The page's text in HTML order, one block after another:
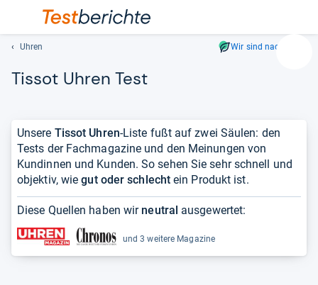
Zeichen
Uhren Wir sind nachhaltig
Tis­sot Uhren Test
Unsere Tissot Uhren-Liste fußt auf zwei Säulen: den
Tests der Fachmagazine und den Meinungen von
Kundinnen und Kunden. So sehen Sie sehr schnell und
objektiv, wiegut oder schlecht ein Produkt ist.
Diese Quellen haben wir neutral ausgewertet:
und 3 weitere Magazine